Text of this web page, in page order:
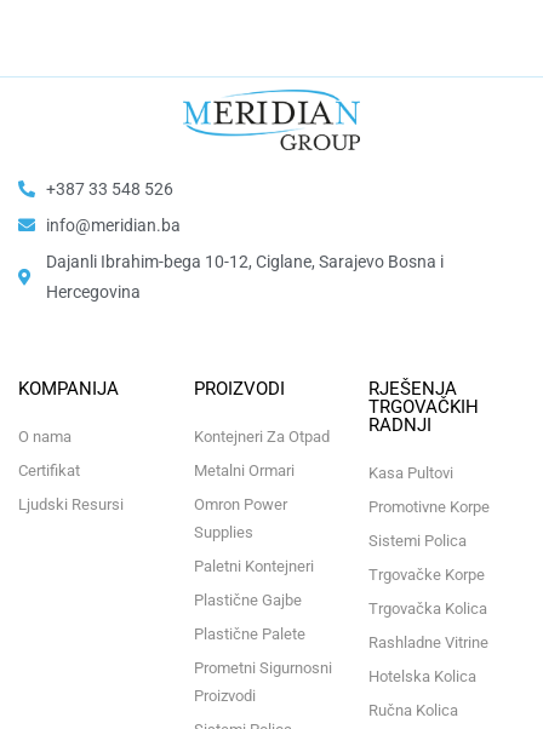
+387 33 548 526
info@meridian.ba
Dajanli Ibrahim-bega 10-12, Ciglane, Sarajevo Bosna i
Hercegovina​
KOMPANIJA
O nama
Certifikat
Ljudski Resursi
PROIZVODI
Kontejneri Za Otpad
Metalni Ormari
Omron Power
Supplies
Paletni Kontejneri
Plastične Gajbe
Plastične Palete
Prometni Sigurnosni
Proizvodi
RJEŠENJA
TRGOVAČKIH
RADNJI
Kasa Pultovi
Promotivne Korpe
Sistemi Polica
Trgovačke Korpe
Trgovačka Kolica
Rashladne Vitrine
Hotelska Kolica
Ručna Kolica